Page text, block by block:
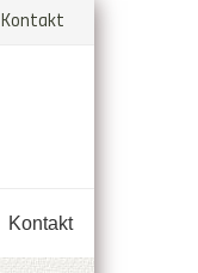
Kontakt
Kontakt